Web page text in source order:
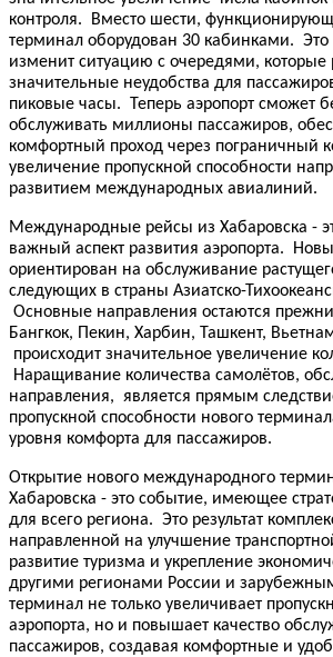
контроля. Вместо шести,
терминал оборудован 30 кабинками. Это
изменит ситуацию с очередями, которые
значительные неудобства для
пиковые часы. Теперь аэропорт сможет
обслуживать миллионы пассажиров,
комфортный проход через пограничный
увеличение пропускной способности
развитием международных авиалиний.
Международные рейсы из Хабаровска -
важный аспект развития аэропорта.
ориентирован на обслуживание
следующих в страны Азиатско-
Основные направления остаются
Бангкок, Пекин, Харбин, Ташкент,
происходит значительное увеличение
Наращивание количества самолётов,
направления, является прямым
пропускной способности нового
уровня комфорта для пассажиров.
Открытие нового международного
Хабаровска - это событие, имеющее
для всего региона. Это результат
направленной на улучшение
развитие туризма и укрепление
другими регионами России и
терминал не только увеличивает
аэропорта, но и повышает качество
пассажиров, создавая комфортные и